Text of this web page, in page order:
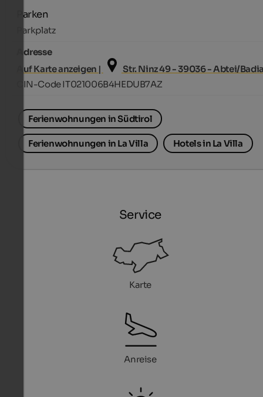
Parken
Parkplatz
Adresse
Auf Karte anzeigen |
Str. Ninz 49 - 39036 - Abtei/
CIN-Code IT021006B4HEDUB7AZ
Ferienwohnungen in Südtirol
Ferienwohnungen in La Villa Hotels in La Villa
Service
Karte
Anreise